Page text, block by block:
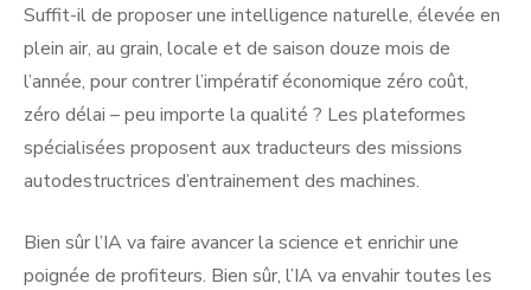
Suffit-il de proposer une intelligence naturelle, élevée en
plein air, au grain, locale et de saison douze mois de
l’année, pour contrer l’impératif économique zéro coût,
zéro délai – peu importe la qualité ? Les plateformes
spécialisées proposent aux traducteurs des missions
autodestructrices d’entrainement des machines.
Bien sûr l’IA va faire avancer la science et enrichir une
poignée de profiteurs. Bien sûr, l’IA va envahir toutes les